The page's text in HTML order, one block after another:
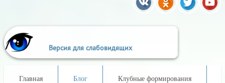
Версия для слабовидящих
Главная Блог Клубные формирования